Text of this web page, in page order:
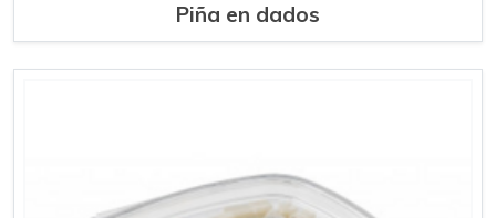
Piña en dados